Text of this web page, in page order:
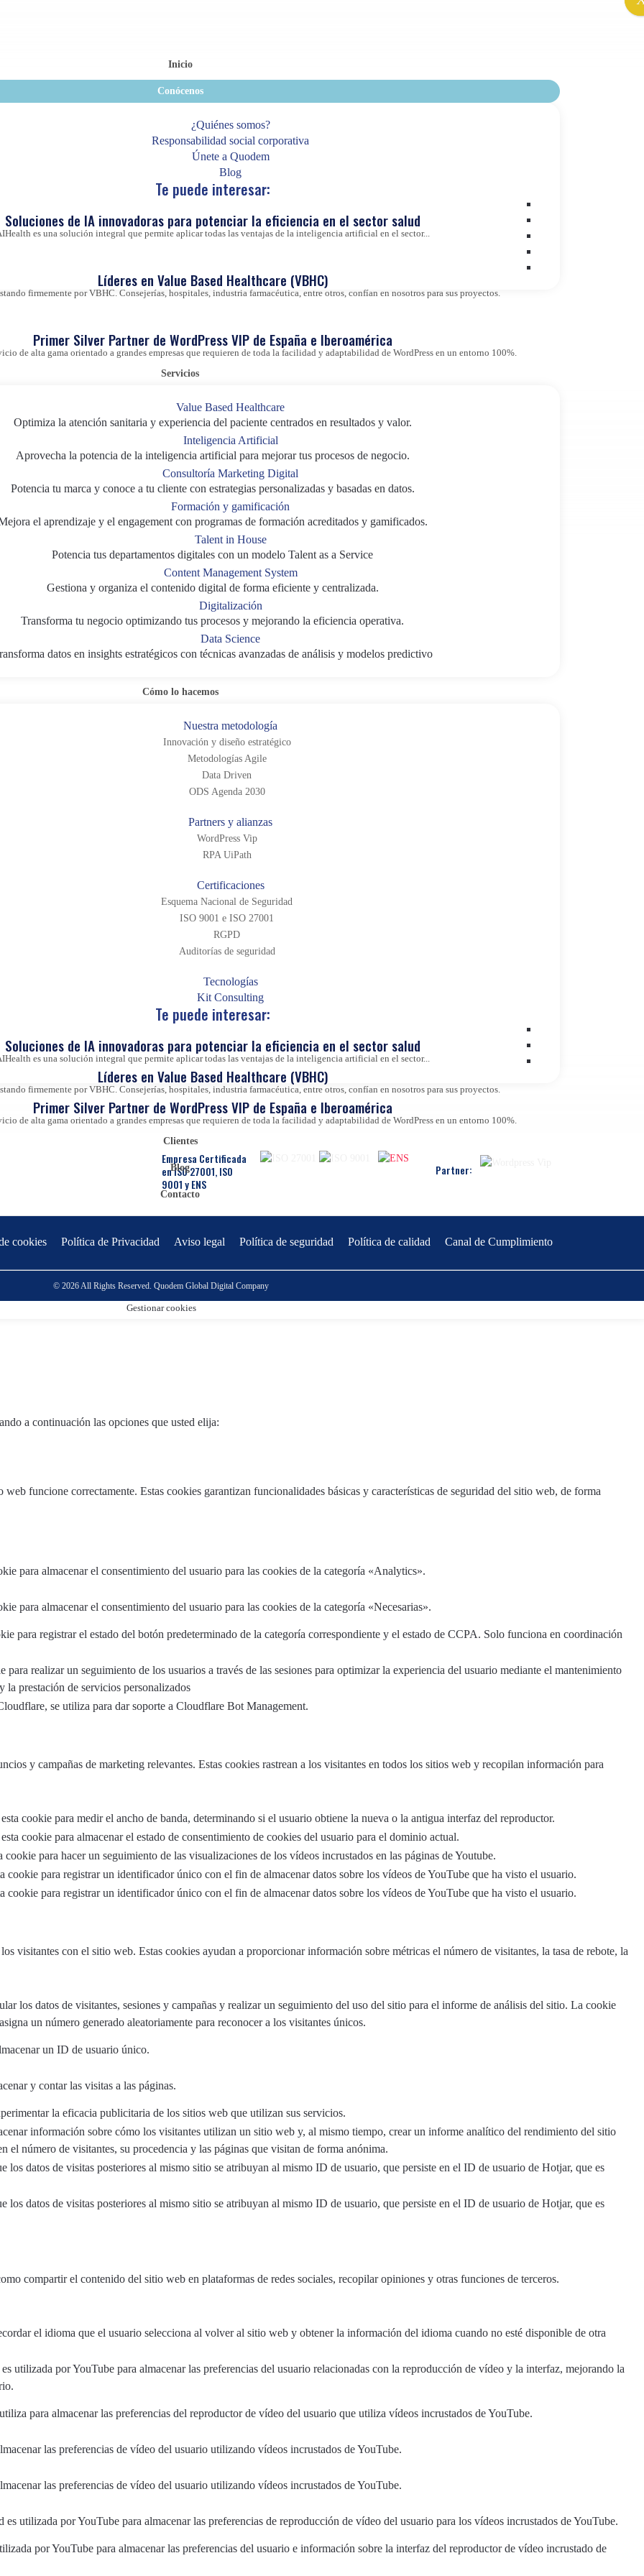
Inicio
Conócenos
¿Quiénes somos?
Responsabilidad social corporativa
Únete a Quodem
Blog
Te puede interesar:
Soluciones de IA innovadoras para potenciar la eficiencia en el sector salud
es una solución integral que permite aplicar todas las ventajas de la inteligencia artificial en el sector...
Líderes en Value Based Healthcare (VBHC)
firmemente por VBHC. Consejerías, hospitales, industria farmacéutica, entre otros, confían en nosotros para sus proyectos.
Primer Silver Partner de WordPress VIP de España e Iberoamérica
de alta gama orientado a grandes empresas que requieren de toda la facilidad y adaptabilidad de WordPress en un entorno 100%.
Servicios
Value Based Healthcare
Optimiza la atención sanitaria y experiencia del paciente centrados en resultados y valor.
Inteligencia Artificial
Aprovecha la potencia de la inteligencia artificial para mejorar tus procesos de negocio.
Consultoría Marketing Digital
Potencia tu marca y conoce a tu cliente con estrategias personalizadas y basadas en datos.
Formación y gamificación
el aprendizaje y el engagement con programas de formación acreditados y gamificados.
Talent in House
Potencia tus departamentos digitales con un modelo Talent as a Service
Content Management System
Gestiona y organiza el contenido digital de forma eficiente y centralizada.
Digitalización
Transforma tu negocio optimizando tus procesos y mejorando la eficiencia operativa.
Data Science
datos en insights estratégicos con técnicas avanzadas de análisis y modelos predictivo
Cómo lo hacemos
Nuestra metodología
Innovación y diseño estratégico
Metodologías Agile
Data Driven
ODS Agenda 2030
Partners y alianzas
WordPress Vip
RPA UiPath
Certificaciones
Esquema Nacional de Seguridad
ISO 9001 e ISO 27001
RGPD
Auditorías de seguridad
Tecnologías
Kit Consulting
Te puede interesar:
Soluciones de IA innovadoras para potenciar la eficiencia en el sector salud
es una solución integral que permite aplicar todas las ventajas de la inteligencia artificial en el sector...
Líderes en Value Based Healthcare (VBHC)
firmemente por VBHC. Consejerías, hospitales, industria farmacéutica, entre otros, confían en nosotros para sus proyectos.
Primer Silver Partner de WordPress VIP de España e Iberoamérica
de alta gama orientado a grandes empresas que requieren de toda la facilidad y adaptabilidad de WordPress en un entorno 100%.
Clientes
Blog
Contacto
Partner:
Empresa Certificada
en ISO 27001, ISO
9001 y ENS
cookies Política de Privacidad Aviso legal Política de seguridad Política de calidad Canal de Cumplimiento
© 2026 All Rights Reserved. Quodem Global Digital Company
Gestionar cookies
a continuación las opciones que usted elija:
web funcione correctamente. Estas cookies garantizan funcionalidades básicas y características de seguridad del sitio web, de forma
para almacenar el consentimiento del usuario para las cookies de la categoría «Analytics».
para almacenar el consentimiento del usuario para las cookies de la categoría «Necesarias».
para registrar el estado del botón predeterminado de la categoría correspondiente y el estado de CCPA. Solo funciona en coordinación
para realizar un seguimiento de los usuarios a través de las sesiones para optimizar la experiencia del usuario mediante el mantenimiento
la prestación de servicios personalizados
se utiliza para dar soporte a Cloudflare Bot Management.
y campañas de marketing relevantes. Estas cookies rastrean a los visitantes en todos los sitios web y recopilan información para
cookie para medir el ancho de banda, determinando si el usuario obtiene la nueva o la antigua interfaz del reproductor.
cookie para almacenar el estado de consentimiento de cookies del usuario para el dominio actual.
cookie para hacer un seguimiento de las visualizaciones de los vídeos incrustados en las páginas de Youtube.
cookie para registrar un identificador único con el fin de almacenar datos sobre los vídeos de YouTube que ha visto el usuario.
cookie para registrar un identificador único con el fin de almacenar datos sobre los vídeos de YouTube que ha visto el usuario.
visitantes con el sitio web. Estas cookies ayudan a proporcionar información sobre métricas el número de visitantes, la tasa de rebote, la
los datos de visitantes, sesiones y campañas y realizar un seguimiento del uso del sitio para el informe de análisis del sitio. La cookie
un número generado aleatoriamente para reconocer a los visitantes únicos.
un ID de usuario único.
y contar las visitas a las páginas.
la eficacia publicitaria de los sitios web que utilizan sus servicios.
información sobre cómo los visitantes utilizan un sitio web y, al mismo tiempo, crear un informe analítico del rendimiento del sitio
el número de visitantes, su procedencia y las páginas que visitan de forma anónima.
los datos de visitas posteriores al mismo sitio se atribuyan al mismo ID de usuario, que persiste en el ID de usuario de Hotjar, que es
los datos de visitas posteriores al mismo sitio se atribuyan al mismo ID de usuario, que persiste en el ID de usuario de Hotjar, que es
compartir el contenido del sitio web en plataformas de redes sociales, recopilar opiniones y otras funciones de terceros.
el idioma que el usuario selecciona al volver al sitio web y obtener la información del idioma cuando no esté disponible de otra
utilizada por YouTube para almacenar las preferencias del usuario relacionadas con la reproducción de vídeo y la interfaz, mejorando la
para almacenar las preferencias del reproductor de vídeo del usuario que utiliza vídeos incrustados de YouTube.
las preferencias de vídeo del usuario utilizando vídeos incrustados de YouTube.
las preferencias de vídeo del usuario utilizando vídeos incrustados de YouTube.
utilizada por YouTube para almacenar las preferencias de reproducción de vídeo del usuario para los vídeos incrustados de YouTube.
por YouTube para almacenar las preferencias del usuario e información sobre la interfaz del reproductor de vídeo incrustado de